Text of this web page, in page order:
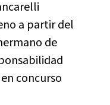
a partir del
de
concurso